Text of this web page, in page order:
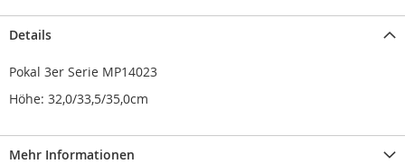
Details
Pokal 3er Serie MP14023
Höhe: 32,0/33,5/35,0cm
Mehr Informationen